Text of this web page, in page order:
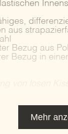
aus
Bezug aus
Bezug in
Mehr